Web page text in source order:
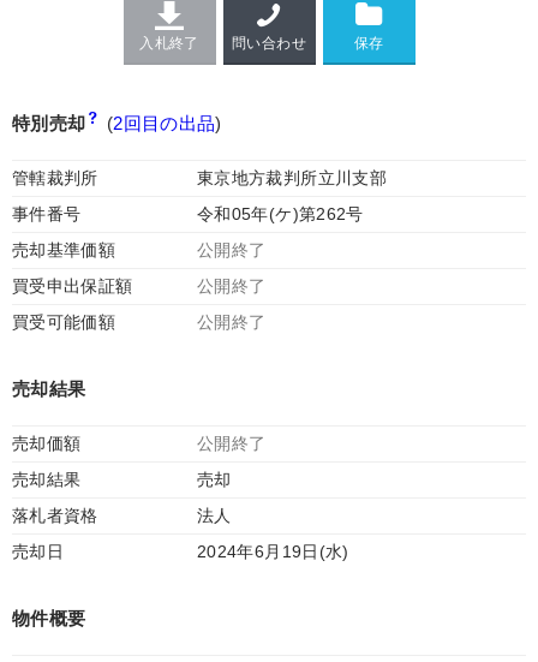
入札終了 問い合わせ
特別売却 (2回目の出品)
管轄裁判所
東京地方裁判所立川支部
事件番号
令和05年(ケ)第262号
売却基準価額
公開終了
買受申出保証額
公開終了
買受可能価額
公開終了
売却結果
売却価額
公開終了
売却結果
売却
落札者資格
法人
売却日
2024年6月19日(水)
物件概要